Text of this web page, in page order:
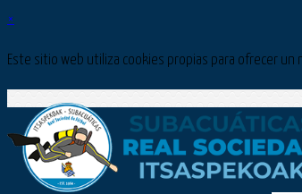
×
Este sitio web utiliza cookies propias para ofrecer un